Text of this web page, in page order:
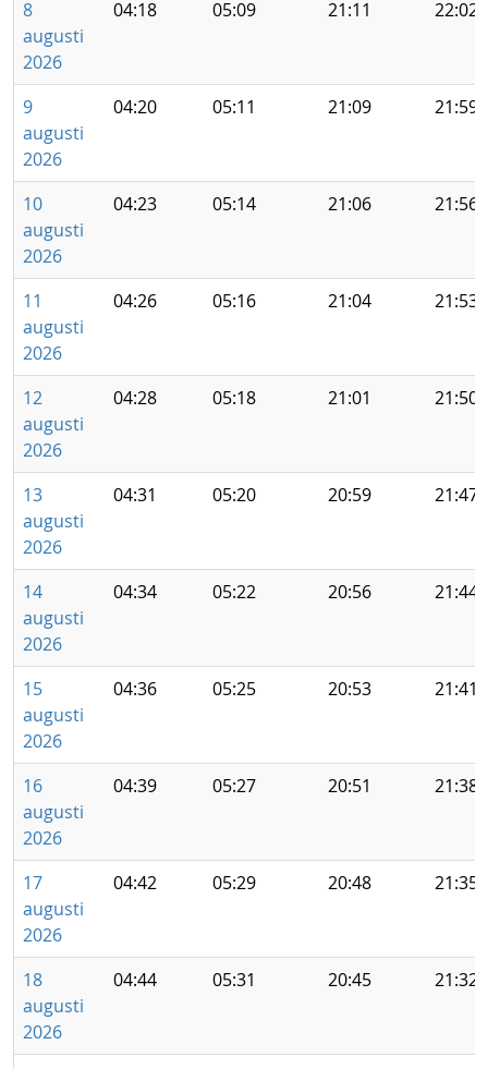
8
augusti
2026
04:18 05:09 21:11 22:02
9
augusti
2026
04:20 05:11 21:09 21:59
10
augusti
2026
04:23 05:14 21:06 21:56
11
augusti
2026
04:26 05:16 21:04 21:53
12
augusti
2026
04:28 05:18 21:01 21:50
13
augusti
2026
04:31 05:20 20:59 21:47
14
augusti
2026
04:34 05:22 20:56 21:44
15
augusti
2026
04:36 05:25 20:53 21:41
16
augusti
2026
04:39 05:27 20:51 21:38
17
augusti
2026
04:42 05:29 20:48 21:35
18
augusti
2026
04:44 05:31 20:45 21:32